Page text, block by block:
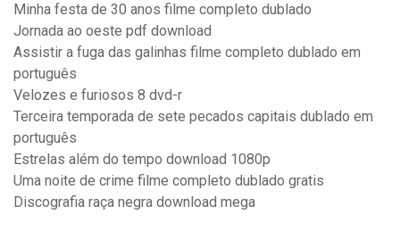
Minha festa de 30 anos filme completo dublado
Jornada ao oeste pdf download
Assistir a fuga das galinhas filme completo dublado em
português
Velozes e furiosos 8 dvd-r
Terceira temporada de sete pecados capitais dublado em
português
Estrelas além do tempo download 1080p
Uma noite de crime filme completo dublado gratis
Discografia raça negra download mega